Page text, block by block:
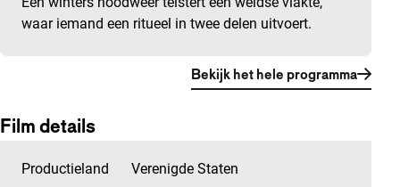
waar iemand een ritueel in twee delen uitvoert.
Bekijk het hele programma
Film details
Productieland Verenigde Staten